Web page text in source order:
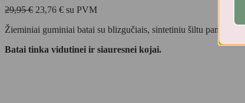
29,95€ Original
was:
23,76 €Current
is:
su PVM
Žieminiai guminiai batai su blizgučiais, sintetiniu šiltu pamušalu.
Batai tinka vidutinei ir siauresnei kojai.